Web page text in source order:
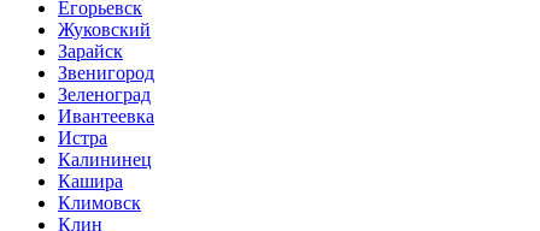
Егорьевск
Жуковский
Зарайск
Звенигород
Зеленоград
Ивантеевка
Истра
Калининец
Кашира
Климовск
Клин